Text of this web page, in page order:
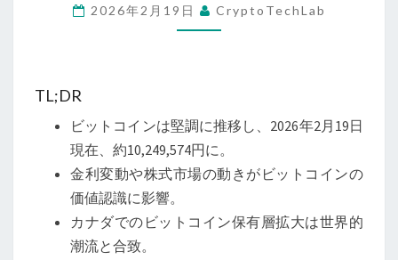
現
ト
コ
イ
動
2026年2月19日 CryptoTechLab
TL;DR
ビットコインは堅調に推移し、2026年2月19日
現在、約10,249,574円に。
金利変動や株式市場の動きがビットコインの
価値認識に影響。
カナダでのビットコイン保有層拡大は世界的
潮流と合致。